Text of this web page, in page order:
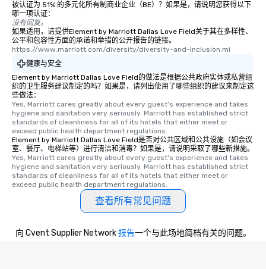
被认证为 51% 的多元化所有制商业企业（BE）？如果是，请说明您获得以下
哪一项认证：
没有回复。
如果适用，请提供Element by Marriott Dallas Love Field关于其在多样性、
公平和包容性方面的承诺和举措的公开报告的链接。
https://www.marriott.com/diversity/diversity-and-inclusion.mi
健康与安全
Element by Marriott Dallas Love Field的做法是根据公共政府实体或私营组
织的卫生服务建议制定的吗？如果是，请列出使用了哪些组织的建议来制定这
些做法：
Yes, Marriott cares greatly about every guest's experience and takes
hygiene and sanitation very seriously. Marriott has established strict
standards of cleanliness for all of its hotels that either meet or
exceed public health department regulations.
Element by Marriott Dallas Love Field是否对公共区域和公共设施（如会议
室、餐厅、电梯站等）进行清洁和消毒？如果是，请说明采取了哪些新措施。
Yes, Marriott cares greatly about every guest's experience and takes
hygiene and sanitation very seriously. Marriott has established strict
standards of cleanliness for all of its hotels that either meet or
exceed public health department regulations.
查看所有常见问题
向 Cvent Supplier Network报告一个与此场地简档有关的问题。